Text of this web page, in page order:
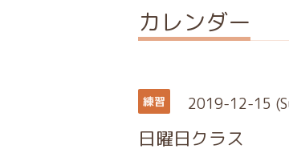
カレンダー
練習 2019-12-15
日曜日クラス